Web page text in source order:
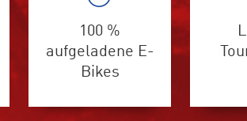
100 %
aufgeladene E-
Bikes